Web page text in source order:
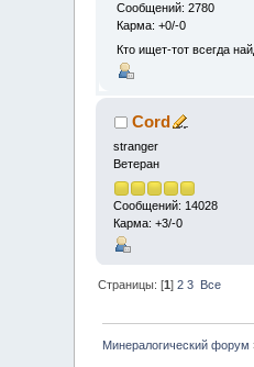
Сообщений: 2780
Карма: +0/-0
Кто ищет-тот всегда
Cord
stranger
Ветеран
Сообщений: 14028
Карма: +3/-0
Страницы: [1]2 3 Все
Минералогический форум